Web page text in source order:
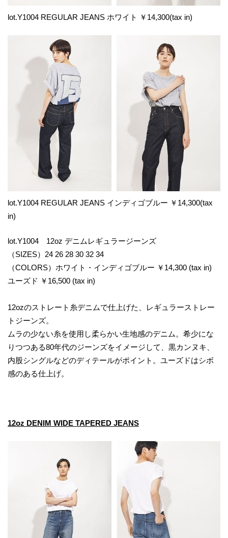
lot.Y1004 REGULAR JEANS ホワイト ￥14,300(tax in)
lot.Y1004 REGULAR JEANS インディゴブルー ￥14,300(tax
in)
lot.Y1004 12oz デニムレギュラージーンズ
（SIZES）24 26 28 30 32 34
（COLORS）ホワイト・インディゴブルー ￥14,300 (tax in)
ユーズド ￥16,500 (tax in)
12ozのストレート糸デニムで仕上げた、レギュラーストレー
トジーンズ。
ムラの少ない糸を使用し柔らかい生地感のデニム。希少にな
りつつある80年代のジーンズをイメージして、黒カンヌキ、
内股シングルなどのディテールがポイント。ユーズドはシボ
感のある仕上げ。
12oz DENIM WIDE TAPERED JEANS